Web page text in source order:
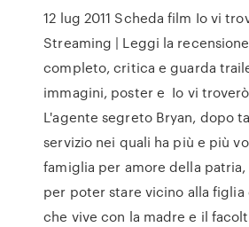
12 lug 2011 Scheda film Io vi
Streaming | Leggi la
completo, critica e guarda
immagini, poster e Io vi
L'agente segreto Bryan, dopo
servizio nei quali ha più e più
famiglia per amore della patria,
per poter stare vicino alla figlia
che vive con la madre e il